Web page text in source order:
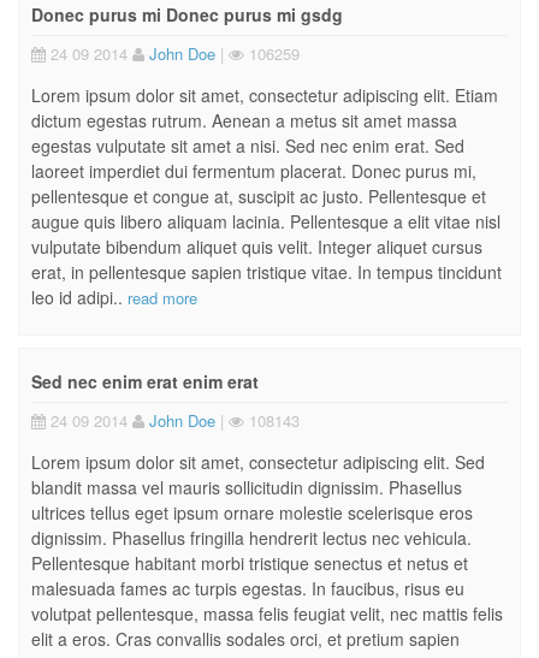
Donec purus mi Donec purus mi gsdg
24 09 2014 John Doe | 106259
Lorem ipsum dolor sit amet, consectetur adipiscing elit. Etiam
dictum egestas rutrum. Aenean a metus sit amet massa
egestas vulputate sit amet a nisi. Sed nec enim erat. Sed
laoreet imperdiet dui fermentum placerat. Donec purus mi,
pellentesque et congue at, suscipit ac justo. Pellentesque et
augue quis libero aliquam lacinia. Pellentesque a elit vitae nisl
vulputate bibendum aliquet quis velit. Integer aliquet cursus
erat, in pellentesque sapien tristique vitae. In tempus tincidunt
leo id adipi.. read more
Sed nec enim erat enim erat
24 09 2014 John Doe | 108143
Lorem ipsum dolor sit amet, consectetur adipiscing elit. Sed
blandit massa vel mauris sollicitudin dignissim. Phasellus
ultrices tellus eget ipsum ornare molestie scelerisque eros
dignissim. Phasellus fringilla hendrerit lectus nec vehicula.
Pellentesque habitant morbi tristique senectus et netus et
malesuada fames ac turpis egestas. In faucibus, risus eu
volutpat pellentesque, massa felis feugiat velit, nec mattis felis
elit a eros. Cras convallis sodales orci, et pretium sapien